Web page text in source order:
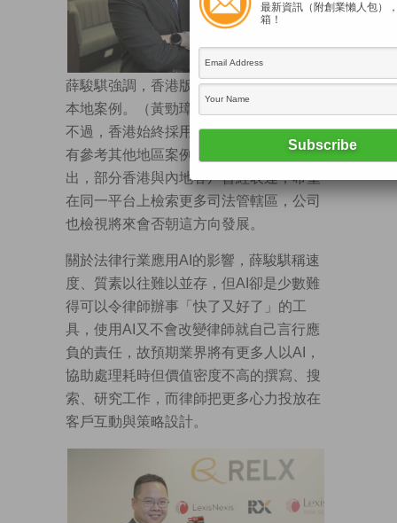
薛駿騏強調，香港版的Lexis+ AI只會引用
本地案例。（黃勁璋攝）
不過，香港始終採用普通法系，業界依然
有參考其他地區案例的需求。薛駿騏亦指
出，部分香港與內地客戶曾經表達，希望
在同一平台上檢索更多司法管轄區，公司
也檢視將來會否朝這方向發展。
關於法律行業應用AI的影響，薛駿騏稱速
度、質素以往難以並存，但AI卻是少數難
得可以令律師辦事「快了又好了」的工
具，使用AI又不會改變律師就自己言行應
負的責任，故預期業界將有更多人以AI，
協助處理耗時但價值密度不高的撰寫、搜
索、研究工作，而律師把更多心力投放在
客戶互動與策略設計。
最新資訊（附創業懶人包）
箱！